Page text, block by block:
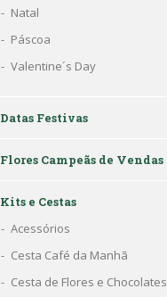
Natal
Páscoa
Valentine´s Day
Datas Festivas
Flores Campeãs de Vendas
Kits e Cestas
Acessórios
Cesta Café da Manhã
Cesta de Flores e Chocolates